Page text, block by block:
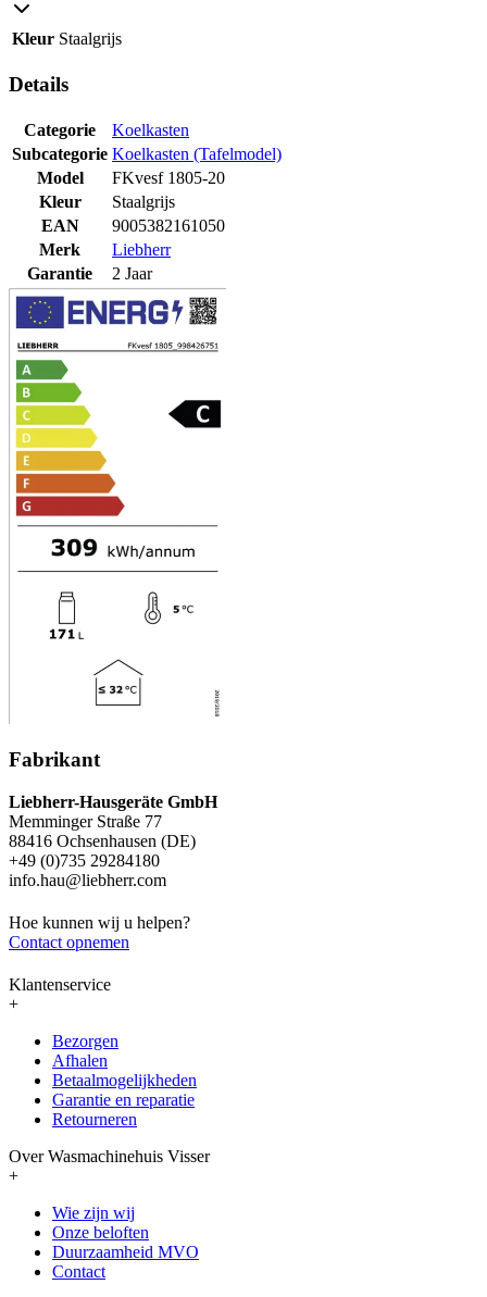
Kleur Staalgrijs
Details
Categorie
Koelkasten
Subcategorie Koelkasten (Tafelmodel)
Model
FKvesf 1805-20
Kleur
Staalgrijs
EAN
9005382161050
Merk
Liebherr
Garantie
2 Jaar
Fabrikant
Liebherr-Hausgeräte GmbH
Memminger Straße 77
88416 Ochsenhausen (DE)
+49 (0)735 29284180
info.hau@liebherr.com
Hoe kunnen wij u helpen?
Contact opnemen
Klantenservice
+
Bezorgen
Afhalen
Betaalmogelijkheden
Garantie en reparatie
Retourneren
Over Wasmachinehuis Visser
+
Wie zijn wij
Onze beloften
Duurzaamheid MVO
Contact